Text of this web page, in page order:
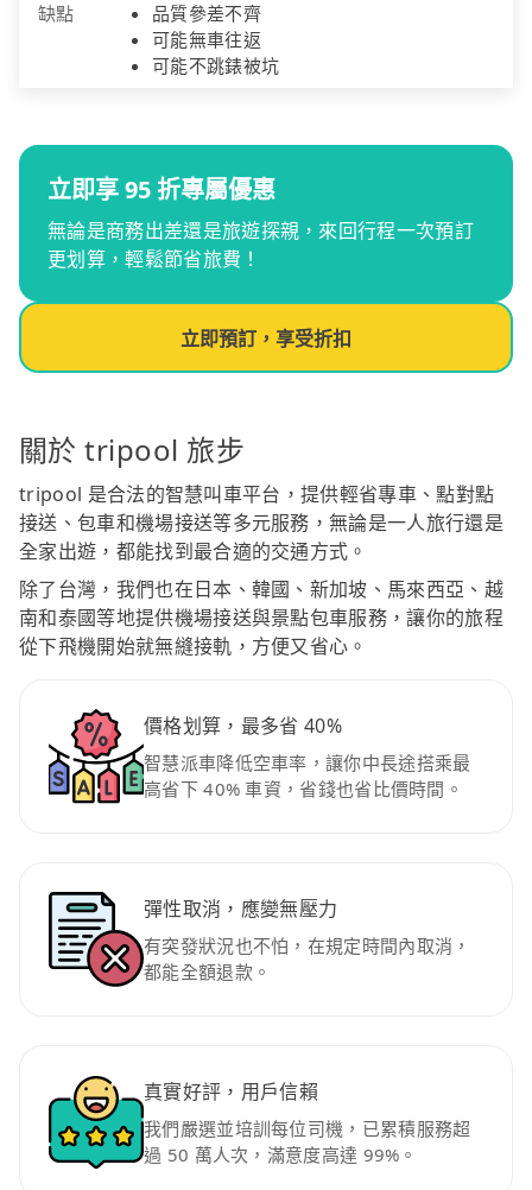
缺點
品質參差不齊
可能無車往返
可能不跳錶被坑
立即享 95 折專屬優惠
無論是商務出差還是旅遊探親，來回行程一次預訂
更划算，輕鬆節省旅費！
立即預訂，享受折扣
關於 tripool 旅步
tripool 是合法的智慧叫車平台，提供輕省專車、點對點
接送、包車和機場接送等多元服務，無論是一人旅行還是
全家出遊，都能找到最合適的交通方式。
除了台灣，我們也在日本、韓國、新加坡、馬來西亞、越
南和泰國等地提供機場接送與景點包車服務，讓你的旅程
從下飛機開始就無縫接軌，方便又省心。
價格划算，最多省 40%
智慧派車降低空車率，讓你中長途搭乘最
高省下 40% 車資，省錢也省比價時間。
彈性取消，應變無壓力
有突發狀況也不怕，在規定時間內取消，
都能全額退款。
真實好評，用戶信賴
我們嚴選並培訓每位司機，已累積服務超
過 50 萬人次，滿意度高達 99%。